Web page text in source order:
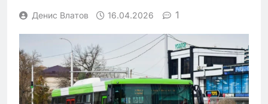
Денис Влатов 16.04.2026 1